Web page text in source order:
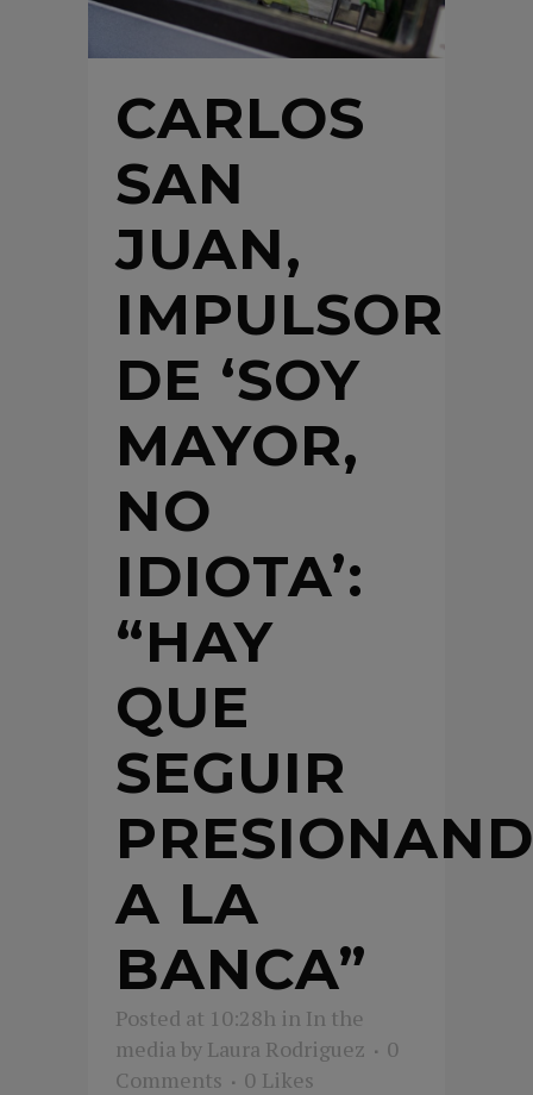
CARLOS
SAN
JUAN,
IMPULSOR
DE ‘SOY
MAYOR,
NO
IDIOTA’:
“HAY
QUE
SEGUIR
A LA
BANCA”
Posted at 10:28h in In the
media by Laura Rodriguez
0
Comments
0 Likes